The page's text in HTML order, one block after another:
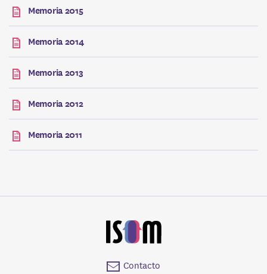
Memoria 2015
Memoria 2014
Memoria 2013
Memoria 2012
Memoria 2011
Contacto